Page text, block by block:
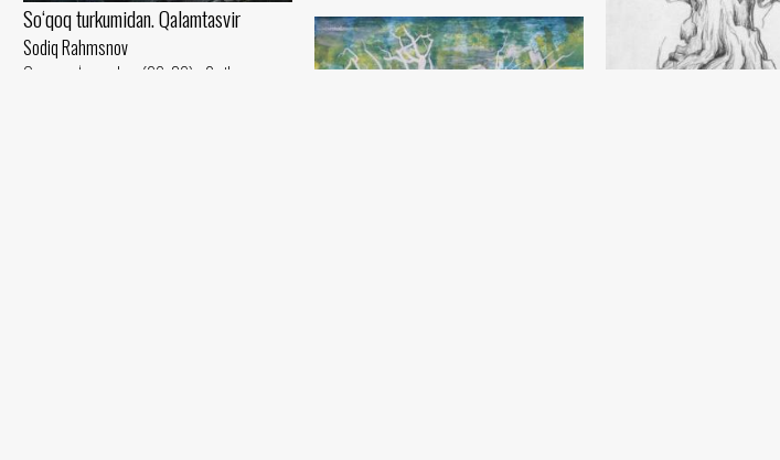
So‘qoq turkumidan. Qalamtasvir
Sodiq Rahmsnov
Qora qog‘oz, qalam (29x39) - 0 yil